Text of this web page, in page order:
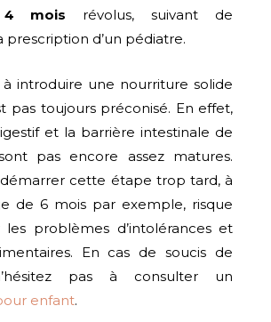
mois révolus, suivant de
prescription d’un pédiatre.
introduire une nourriture solide
pas toujours préconisé. En effet,
et la barrière intestinale de
pas encore assez matures.
cette étape trop tard, à
de 6 mois par exemple, risque
les problèmes d’intolérances et
En cas de soucis de
pas à consulter un
enfant.